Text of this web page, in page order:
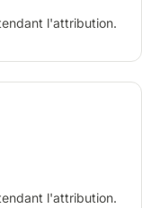
l'attribution.
l'attribution.